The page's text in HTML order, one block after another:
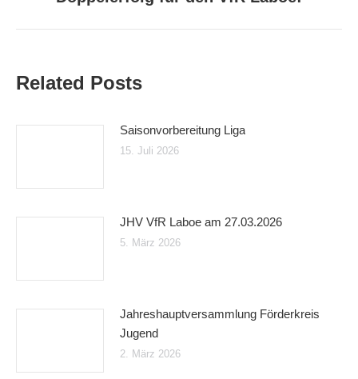
Related Posts
Saisonvorbereitung Liga
15. Juli 2026
JHV VfR Laboe am 27.03.2026
5. März 2026
Jahreshauptversammlung Förderkreis
Jugend
2. März 2026